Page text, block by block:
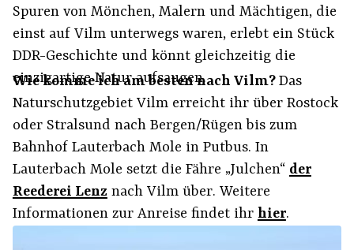
Spuren von Mönchen, Malern und Mächtigen, die
einst auf Vilm unterwegs waren, erlebt ein Stück
DDR-Geschichte und könnt gleichzeitig die
einzigartige Natur aufsaugen.
Wie komme ich am besten nach Vilm?Das
Naturschutzgebiet Vilm erreicht ihr über Rostock
oder Stralsund nach Bergen/Rügen bis zum
Bahnhof Lauterbach Mole in Putbus. In
Lauterbach Mole setzt die Fähre „Julchen“ der
Reederei Lenz nach Vilm über. Weitere
Informationen zur Anreise findet ihr hier.